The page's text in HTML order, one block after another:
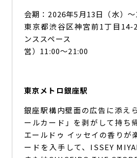
会期：2026年5月13日（水）〜
東京都渋谷区神宮前1丁目
ンススペース
営）11:00～21:00
東京メトロ銀座駅
銀座駅構内壁面の広告に添え
ールカード」を剥がして持ち
エールドゥ イッセイの香りが
ードを入手して、ISSEY